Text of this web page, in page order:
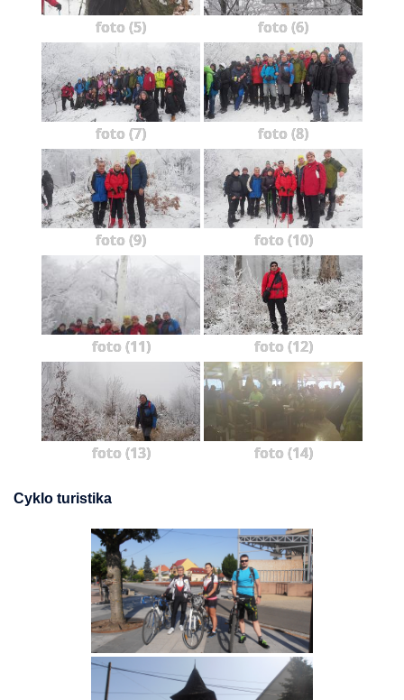
foto (5) foto (6)
foto (7) foto (8)
foto (9) foto (10)
foto (11) foto (12)
foto (13) foto (14)
Cyklo turistika